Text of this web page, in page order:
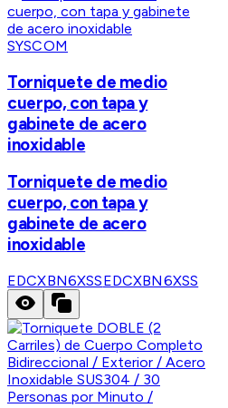
SYSCOM
Torniquete de medio
cuerpo, con tapa y
gabinete de acero
inoxidable
Torniquete de medio
cuerpo, con tapa y
gabinete de acero
inoxidable
EDCXBN6XSSEDCXBN6XSS